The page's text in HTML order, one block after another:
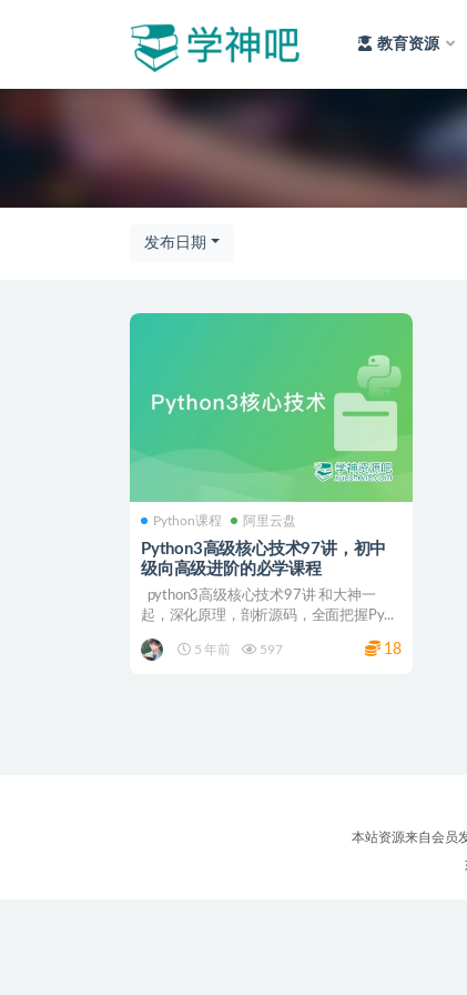
教育资源
发布日期
Python课程 阿里云盘
Python3高级核心技术97讲，初中
级向高级进阶的必学课程
python3高级核心技术97讲 和大神一
起，深化原理，剖析源码，全面把握Py...
5 年前 597 18
本站资源来自会员